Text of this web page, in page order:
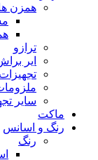
همزن
ترازو
ایر
سایر
ماکت
رنگ و اسانس
رنگ